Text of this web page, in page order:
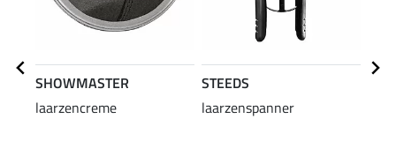
SHOWMASTER
laarzencreme
STEEDS
laarzenspanner